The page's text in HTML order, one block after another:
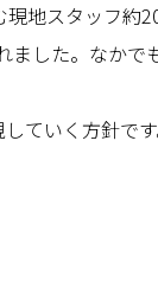
現地スタッフ約
ました。なかで
ていく方針です